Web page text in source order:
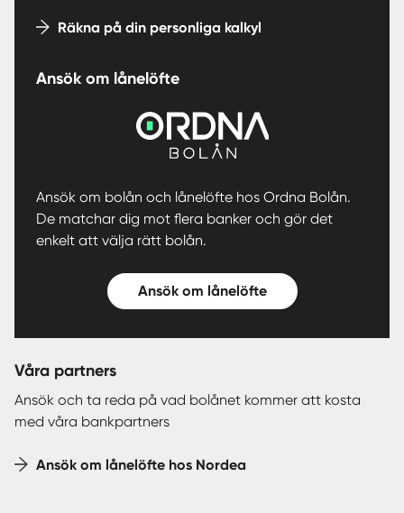
Räkna på din personliga kalkyl
Ansök om lånelöfte
Ansök om bolån och lånelöfte hos Ordna Bolån.
De matchar dig mot flera banker och gör det
enkelt att välja rätt bolån.
Ansök om lånelöfte
Våra partners
Ansök och ta reda på vad bolånet kommer att kosta
med våra bankpartners
Ansök om lånelöfte hos Nordea